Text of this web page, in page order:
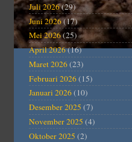
Juli 2026(29)
Juni 2026(17)
Mei 2026(25)
April 2026(16)
Maret 2026(23)
Februari 2026(15)
Januari 2026(10)
Desember 2025 (7)
November 2025 (4)
Oktober 2025 (2)